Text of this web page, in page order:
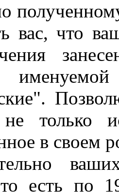
вас, что
не только
в своем
есть по